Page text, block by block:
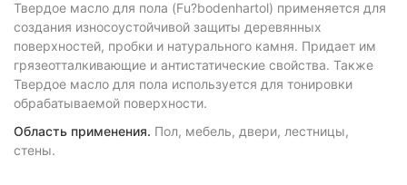
Твердое масло для пола (Fu?bodenhartol) применяется для
создания износоустойчивой защиты деревянных
поверхностей, пробки и натурального камня. Придает им
грязеотталкивающие и антистатические свойства. Также
Твердое масло для пола используется для тонировки
обрабатываемой поверхности.
Область применения. Пол, мебель, двери, лестницы,
стены.